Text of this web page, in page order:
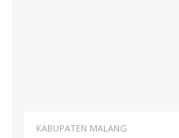
KABUPATEN MALANG